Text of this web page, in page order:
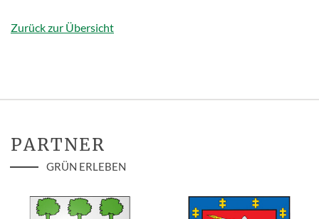
Zurück zur Übersicht
PARTNER
GRÜN ERLEBEN